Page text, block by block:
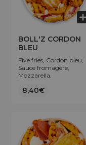
BOLL'Z CORDON
BLEU
Five fries, Cordon bleu,
Sauce fromagère,
Mozzarella.
8,40€